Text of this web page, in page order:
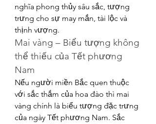
nghĩa phong thủy sâu sắc, tượng
trưng cho sự may mắn, tài lộc và
thịnh vượng.
Mai vàng – Biểu tượng không
thể thiếu của Tết phương
Nam
Nếu người miền Bắc quen thuộc
với sắc thắm của hoa đào thì mai
vàng chính là biểu tượng đặc trưng
của ngày Tết phương Nam. Sắc